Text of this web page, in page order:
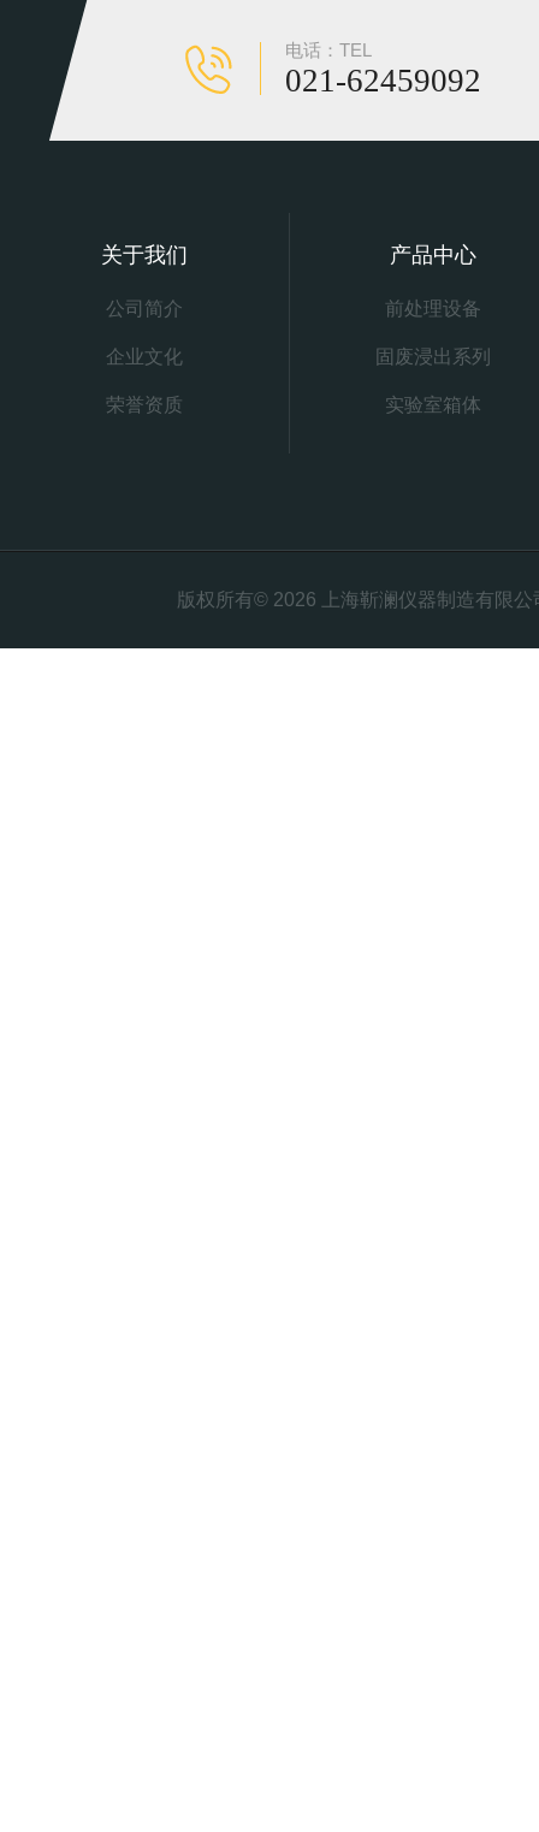
电话：TEL
021-62459092
关于我们
公司简介
企业文化
荣誉资质
产品中心
前处理设备
固废浸出系列
实验室箱体
版权所有© 2026 上海靳澜仪器制造有限